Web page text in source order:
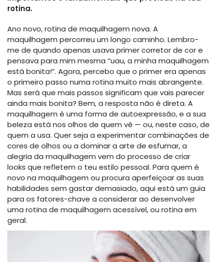
rotina.
Ano novo, rotina de maquilhagem nova. A
maquilhagem percorreu um longo caminho. Lembro-
me de quando apenas usava primer corretor de cor e
pensava para mim mesma “uau, a minha maquilhagem
está bonita!”. Agora, percebo que o primer era apenas
o primeiro passo numa rotina muito mais abrangente.
Mas será que mais passos significam que vais parecer
ainda mais bonita? Bem, a resposta não é direta. A
maquilhagem é uma forma de autoexpressão, e a sua
beleza está nos olhos de quem vê — ou, neste caso, de
quem a usa. Quer seja a experimentar combinações de
cores de olhos ou a dominar a arte de esfumar, a
alegria da maquilhagem vem do processo de criar
looks que refletem o teu estilo pessoal. Para quem é
novo na maquilhagem ou procura aperfeiçoar as suas
habilidades sem gastar demasiado, aqui está um guia
para os fatores-chave a considerar ao desenvolver
uma rotina de maquilhagem acessível, ou rotina em
geral.